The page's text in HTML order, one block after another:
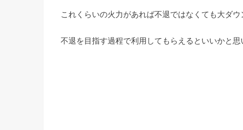
これくらいの火力があれば不退ではなくても大ダ
不退を目指す過程で利用してもらえるといいかと思